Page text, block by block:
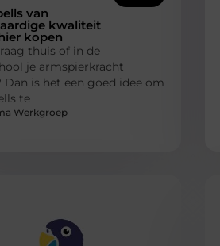
van
kwaliteit
kopen
thuis of in de
je armspierkracht
Dan is het een goed idee om
te
Werkgroep